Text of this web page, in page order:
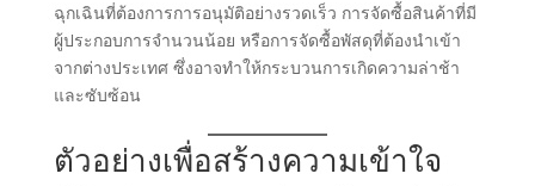
ฉุกเฉินที่ต้องการการอนุมัติอย่างรวดเร็ว การจัดซื้อสินค้าที่มี
ผู้ประกอบการจำนวนน้อย หรือการจัดซื้อพัสดุที่ต้องนำเข้า
จากต่างประเทศ ซึ่งอาจทำให้กระบวนการเกิดความล่าช้า
และซับซ้อน
ตัวอย่างเพื่อสร้างความเข้าใจ